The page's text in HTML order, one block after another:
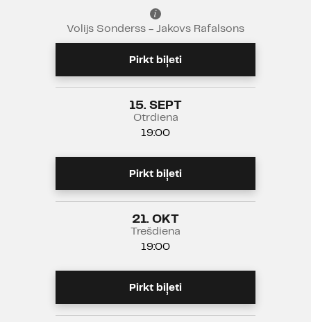
Volijs Sonderss - Jakovs Rafalsons
Pirkt biļeti
15. SEPT
Otrdiena
19:00
Pirkt biļeti
21. OKT
Trešdiena
19:00
Pirkt biļeti